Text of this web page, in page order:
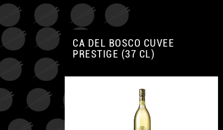
CA DEL BOSCO CUVEE
PRESTIGE (37 CL)